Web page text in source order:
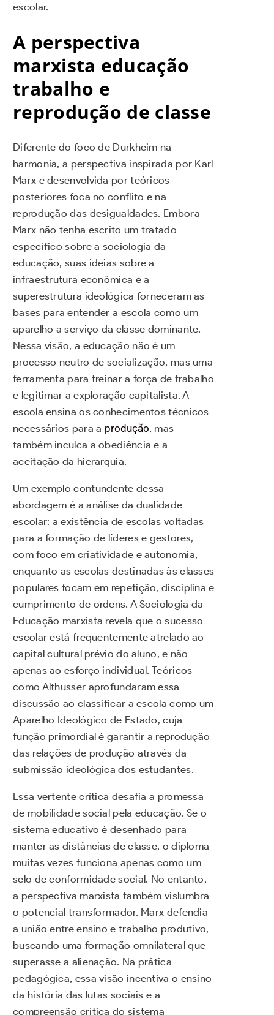
escolar.
A perspectiva
marxista educação
trabalho e
reprodução de classe
Diferente do foco de Durkheim na
harmonia, a perspectiva inspirada por Karl
Marx e desenvolvida por teóricos
posteriores foca no conflito e na
reprodução das desigualdades. Embora
Marx não tenha escrito um tratado
específico sobre a sociologia da
educação, suas ideias sobre a
infraestrutura econômica e a
superestrutura ideológica forneceram as
bases para entender a escola como um
aparelho a serviço da classe dominante.
Nessa visão, a educação não é um
processo neutro de socialização, mas uma
ferramenta para treinar a força de trabalho
e legitimar a exploração capitalista. A
escola ensina os conhecimentos técnicos
necessários para a produção, mas
também inculca a obediência e a
aceitação da hierarquia.
Um exemplo contundente dessa
abordagem é a análise da dualidade
escolar: a existência de escolas voltadas
para a formação de líderes e gestores,
com foco em criatividade e autonomia,
enquanto as escolas destinadas às classes
populares focam em repetição, disciplina e
cumprimento de ordens. A Sociologia da
Educação marxista revela que o sucesso
escolar está frequentemente atrelado ao
capital cultural prévio do aluno, e não
apenas ao esforço individual. Teóricos
como Althusser aprofundaram essa
discussão ao classificar a escola como um
Aparelho Ideológico de Estado, cuja
função primordial é garantir a reprodução
das relações de produção através da
submissão ideológica dos estudantes.
Essa vertente crítica desafia a promessa
de mobilidade social pela educação. Se o
sistema educativo é desenhado para
manter as distâncias de classe, o diploma
muitas vezes funciona apenas como um
selo de conformidade social. No entanto,
a perspectiva marxista também vislumbra
o potencial transformador. Marx defendia
a união entre ensino e trabalho produtivo,
buscando uma formação omnilateral que
superasse a alienação. Na prática
pedagógica, essa visão incentiva o ensino
da história das lutas sociais e a
compreensão crítica do sistema